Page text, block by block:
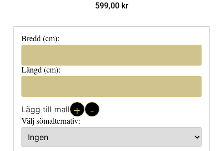
599,00 kr
Bredd (cm):
Längd (cm):
Lägg till mall + -
Välj sömalternativ: